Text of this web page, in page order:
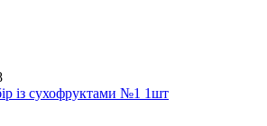
із сухофруктами №1 1шт